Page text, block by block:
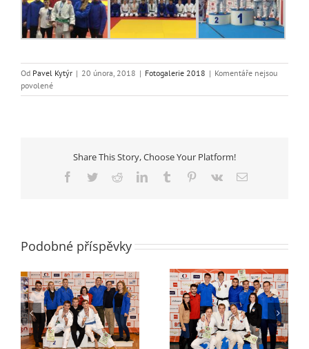
Od Pavel Kytýr | 20 února, 2018 | Fotogalerie 2018 | Komentáře nejsou
povolenéu
textu
OstravaShare This Story, Choose Your Platform!
Facebook
TwitterRedditLinkedInTumblr Pinterest
Vk
E-
Podobné příspěvky
4 medaile z mužské
republiky!
Společný SCM sraz
Liberce a Litoměřic